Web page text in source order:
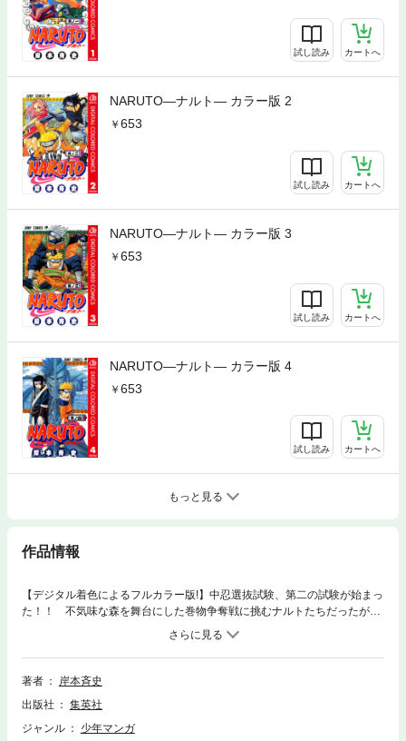
試し読み カートへ
NARUTO―ナルト― カラー版 2
653
試し読み カートへ
NARUTO―ナルト― カラー版 3
653
試し読み カートへ
NARUTO―ナルト― カラー版 4
653
試し読み カートへ
もっと見る
作品情報
【デジタル着色によるフルカラー版!】中忍選抜試験、第二の試験が始まっ
た！！ 不気味な森を舞台にした巻物争奪戦に挑むナルトたちだったが、
この試験の裏で正体不明の何者かが暗躍していた。参加者の命を懸けた過
酷な試験の行方は、どうなる…！？
著者
岸本斉史
出版社
集英社
ジャンル
少年マンガ